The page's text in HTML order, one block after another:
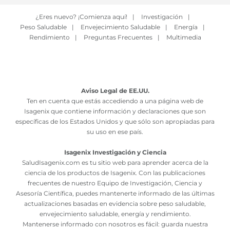
¿Eres nuevo? ¡Comienza aquí! | Investigación
|
Peso Saludable
| Envejecimiento Saludable | Energía
|
Rendimiento
| Preguntas Frecuentes | Multimedia
Aviso Legal de EE.UU.
Ten en cuenta que estás accediendo a una página web de
Isagenix que contiene información y declaraciones que son
específicas de los Estados Unidos y que sólo son apropiadas para
su uso en ese país.
Isagenix Investigación y Ciencia
SaludIsagenix.com es tu sitio web para aprender acerca de la
ciencia de los productos de Isagenix. Con las publicaciones
frecuentes de nuestro Equipo de Investigación, Ciencia y
Asesoría Científica, puedes mantenerte informado de las últimas
actualizaciones basadas en evidencia sobre peso saludable,
envejecimiento saludable, energía y rendimiento.
Mantenerse informado con nosotros es fácil: guarda nuestra